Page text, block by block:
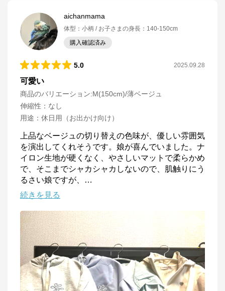
aichanmama
体型 ： 小柄 お子さまの身長 ： 140-150cm
購入確認済み
5.0 2025.09.28
可愛い
商品のバリエーション:M(150cm)/薄ベージュ
伸縮性 ： なし
用途 ： 休日用（お出かけ向け）
上品なベージュの切り替えの色味が、優しい雰囲気
を演出してくれそうです。娘が喜んでいました。ナ
イロン生地が硬くなく、やさしいマットで柔らかめ
で、そこまでシャカシャカしないので、肌触りにう
るさい娘ですが、
…
続きを見る